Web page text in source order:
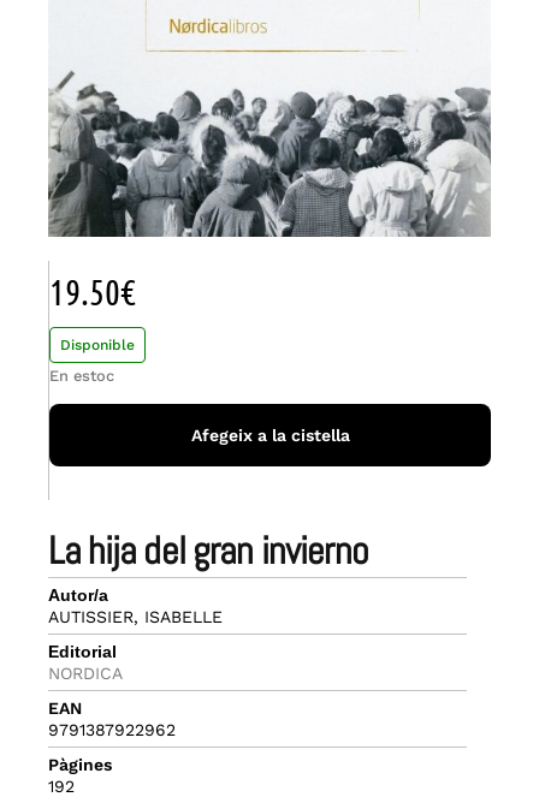
la hija del gran invierno
Autor/a
AUTISSIER, ISABELLE
Editorial
NORDICA
EAN
9791387922962
Pàgines
192
19.50€
Disponible
En estoc
Afegeix a la cistella